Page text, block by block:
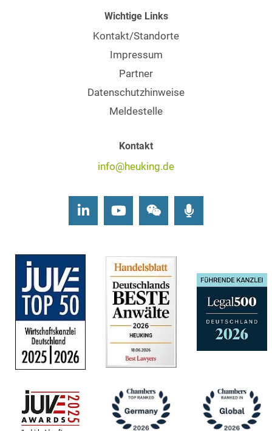
Wichtige Links
Kontakt/Standorte
Impressum
Partner
Datenschutzhinweise
Meldestelle
Kontakt
info@heuking.de
LinkedInYoutubeWechat